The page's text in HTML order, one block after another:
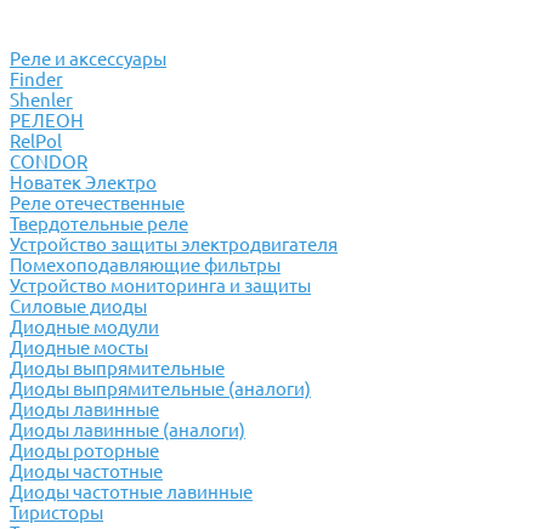
Реле и аксессуары
Finder
Shenler
РЕЛЕОН
RelPol
CONDOR
Новатек Электро
Реле отечественные
Твердотельные реле
Устройство защиты электродвигателя
Помехоподавляющие фильтры
Устройство мониторинга и защиты
Силовые диоды
Диодные модули
Диодные мосты
Диоды выпрямительные
Диоды выпрямительные (аналоги)
Диоды лавинные
Диоды лавинные (аналоги)
Диоды роторные
Диоды частотные
Диоды частотные лавинные
Тиристоры